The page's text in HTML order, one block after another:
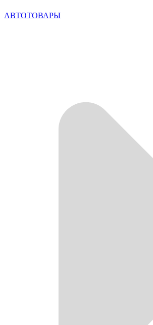
АВТОТОВАРЫ